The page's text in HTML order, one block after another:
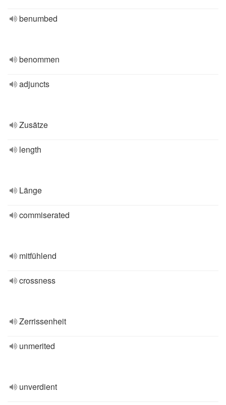
benumbed
benommen
adjuncts
Zusätze
length
Länge
commiserated
mitfühlend
crossness
Zerrissenheit
unmerited
unverdient